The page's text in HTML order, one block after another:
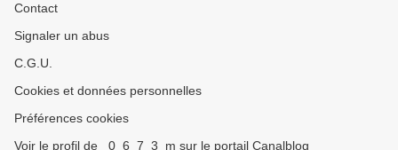
Contact
Signaler un abus
C.G.U.
Cookies et données personnelles
Préférences cookies
Voir le profil de _0_6_7_3_m sur le portail Canalblog